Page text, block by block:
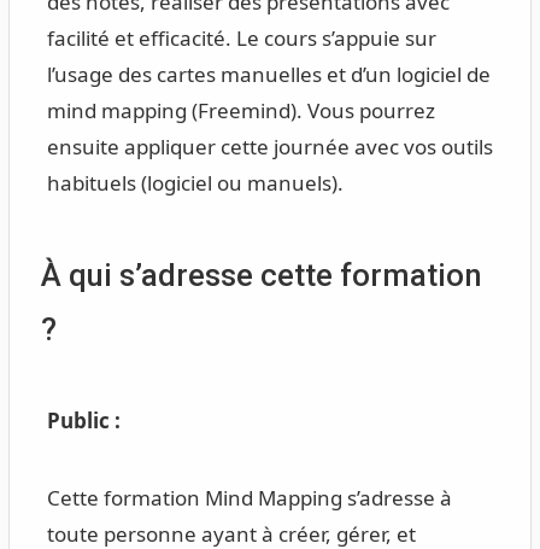
facilité et efficacité. Le cours s’appuie sur
l’usage des cartes manuelles et d’un logiciel de
mind mapping (Freemind). Vous pourrez
ensuite appliquer cette journée avec vos outils
habituels (logiciel ou manuels).
À qui s’adresse cette formation
?
Public :
Cette formation Mind Mapping s’adresse à
toute personne ayant à créer, gérer, et